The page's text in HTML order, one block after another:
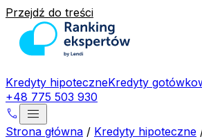
Przejdź do treści
Kredyty hipoteczneKredyty
+48 775 503 930
phone menu
Strona główna / Kredyty hipoteczne